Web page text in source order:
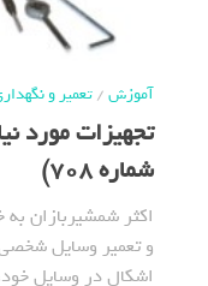
آموزش/تعمیر و نگهداری
تجهیزات مورد
شماره 708)
اکثر شمشیربازان به
و تعمیر وسایل
اشکال در وسایل خود،